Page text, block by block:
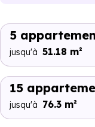
5
jusqu'à 51.18 m²
15
jusqu'à 76.3 m²